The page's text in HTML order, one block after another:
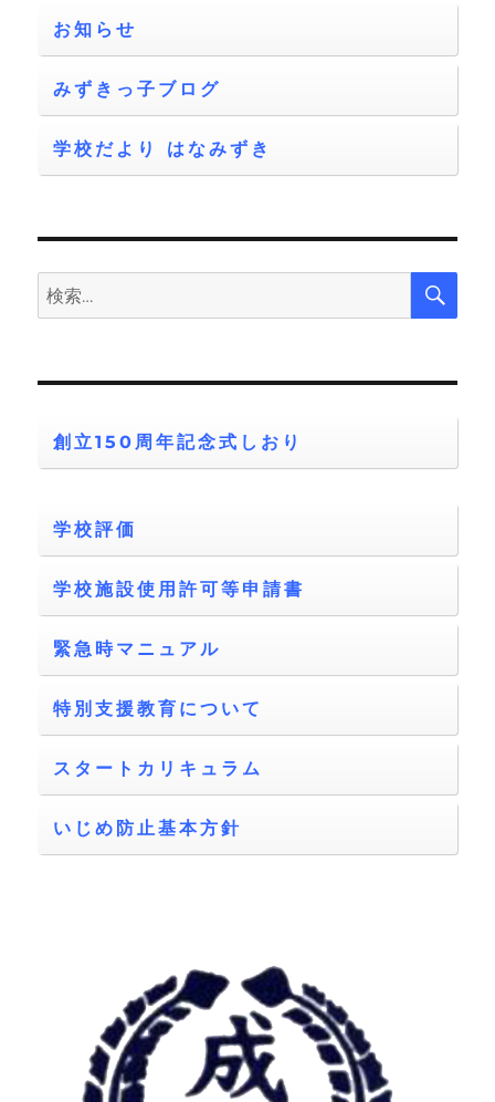
ン
お知らせ
みずきっ子ブログ
学校だより はなみずき
検
索:
検
創立150周年記念式しおり
学校評価
学校施設使用許可等申請書
緊急時マニュアル
特別支援教育について
スタートカリキュラム
いじめ防止基本方針